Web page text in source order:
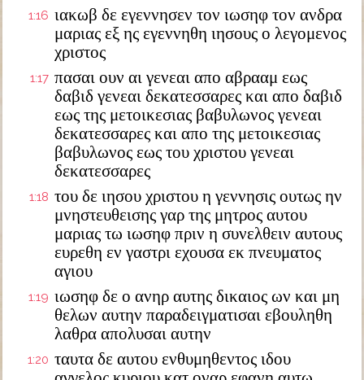
1:16 ιακωβ δε εγεννησεν τον ιωσηφ τον ανδρα
μαριας εξ ης εγεννηθη ιησους ο λεγομενος
χριστος
1:17 πασαι ουν αι γενεαι απο αβρααμ εως
δαβιδ γενεαι δεκατεσσαρες και απο δαβιδ
εως της μετοικεσιας βαβυλωνος γενεαι
δεκατεσσαρες και απο της μετοικεσιας
βαβυλωνος εως του χριστου γενεαι
δεκατεσσαρες
1:18 του δε ιησου χριστου η γεννησις ουτως ην
μνηστευθεισης γαρ της μητρος αυτου
μαριας τω ιωσηφ πριν η συνελθειν αυτους
ευρεθη εν γαστρι εχουσα εκ πνευματος
αγιου
1:19 ιωσηφ δε ο ανηρ αυτης δικαιος ων και μη
θελων αυτην παραδειγματισαι εβουληθη
λαθρα απολυσαι αυτην
1:20 ταυτα δε αυτου ενθυμηθεντος ιδου